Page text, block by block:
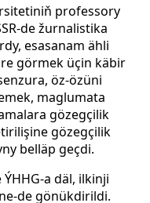
professory
de žurnalistika
esasanam ähli
görmek üçin käbir
öz-özüni
maglumata
gözegçilik
gözegçilik
belläp geçdi.
a däl, ilkinji
de gönükdirildi.